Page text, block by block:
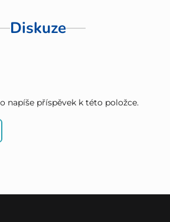
Diskuze
napíše příspěvek k této položce.